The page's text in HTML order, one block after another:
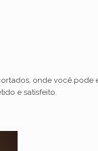
onde você pode
e satisfeito.